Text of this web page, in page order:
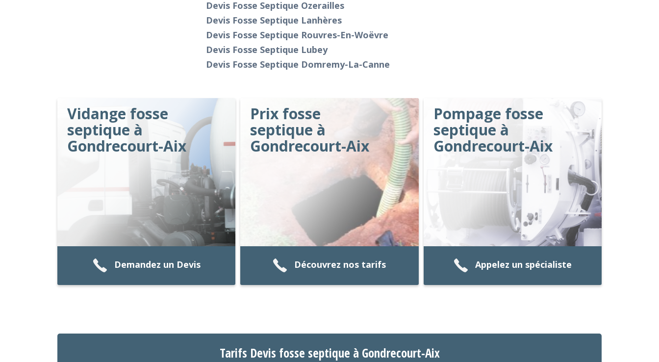
Devis Fosse Septique Ozerailles
Devis Fosse Septique Lanhères
Devis Fosse Septique Rouvres-En-Woëvre
Devis Fosse Septique Lubey
Devis Fosse Septique Domremy-La-Canne
Vidange fosse
septique à
Gondrecourt-Aix
Demandez un Devis
Prix fosse
septique à
Gondrecourt-Aix
Découvrez nos tarifs
Pompage fosse
septique à
Gondrecourt-Aix
Appelez un spécialiste
Tarifs Devis fosse septique à Gondrecourt-Aix